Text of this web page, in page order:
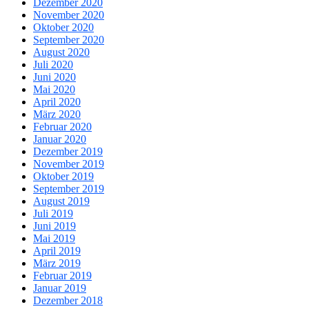
Dezember 2020
November 2020
Oktober 2020
September 2020
August 2020
Juli 2020
Juni 2020
Mai 2020
April 2020
März 2020
Februar 2020
Januar 2020
Dezember 2019
November 2019
Oktober 2019
September 2019
August 2019
Juli 2019
Juni 2019
Mai 2019
April 2019
März 2019
Februar 2019
Januar 2019
Dezember 2018